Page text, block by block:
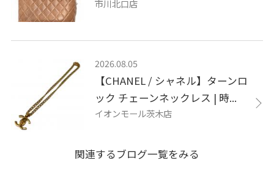
市川北口店
2026.08.05
【CHANEL / シャネル】ターンロ
ック チェーンネックレス | 時...
イオンモール茨木店
関連するブログ一覧をみる